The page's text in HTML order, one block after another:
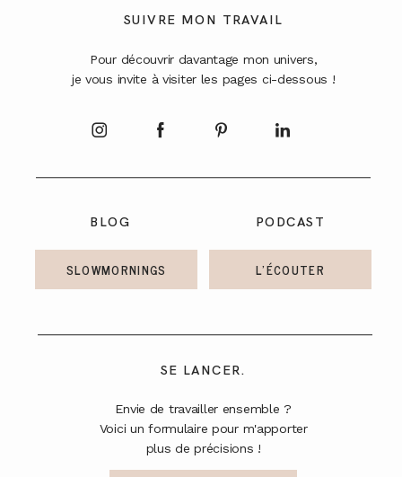
BLOG
SE LANCER.
SUIVRE MON TRAVAIL
SLOWMORNINGS
Envie de travailler ensemble ?
Voici un formulaire pour m'apporter
plus de précisions !
Pour découvrir davantage mon univers,
je vous invite à visiter les pages ci-dessous !
PODCAST
L'ÉCOUTER
SERVICES
A PROPOS